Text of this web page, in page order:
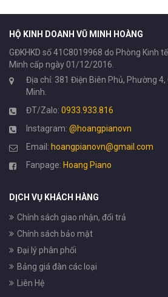
HỘ KINH DOANH VŨ MINH HOÀNG
GĐKHKD số 41C8019968 do Phòng Kinh
Minh cấp ngày 01/12/2016.
Địa chỉ: 381 Điện Biên Phủ, Phường 4,
Minh.
ĐT/Zalo: 0933.933.816
Instagram: @hoangpianovn
Email: hoangpianovn@gmail.com
Fanpage: Hoang Piano
DỊCH VỤ KHÁCH HÀNG
Chính sách giao nhận, đổi trả
Chính sách bảo mật
Đại lý phân phối
Bảng giá đàn các loại
Liên Hệ